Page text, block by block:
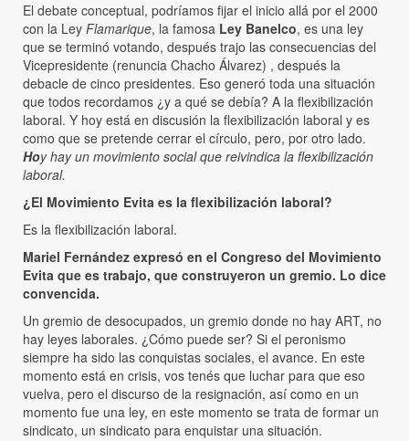
El debate conceptual, podríamos fijar el inicio allá por el 2000
con la Ley Flamarique, la famosa Ley Banelco, es una ley
que se terminó votando, después trajo las consecuencias del
Vicepresidente (renuncia Chacho Álvarez) , después la
debacle de cinco presidentes. Eso generó toda una situación
que todos recordamos ¿y a qué se debía? A la flexibilización
laboral. Y hoy está en discusión la flexibilización laboral y es
como que se pretende cerrar el círculo, pero, por otro lado.
Hoy hay un movimiento social que reivindica la flexibilización
laboral.
¿El Movimiento Evita es la flexibilización laboral?
Es la flexibilización laboral.
Mariel Fernández expresó en el Congreso del Movimiento
Evita que es trabajo, que construyeron un gremio. Lo dice
convencida.
Un gremio de desocupados, un gremio donde no hay ART, no
hay leyes laborales. ¿Cómo puede ser? Si el peronismo
siempre ha sido las conquistas sociales, el avance. En este
momento está en crisis, vos tenés que luchar para que eso
vuelva, pero el discurso de la resignación, así como en un
momento fue una ley, en este momento se trata de formar un
sindicato, un sindicato para enquistar una situación.